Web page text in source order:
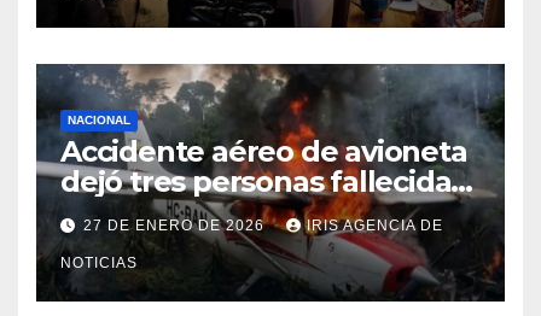
NACIONAL
Accidente aéreo de avioneta
dejó tres personas fallecidas
en provincia de Morona
Santiago
27 DE ENERO DE 2026 IRIS AGENCIA DE
NOTICIAS